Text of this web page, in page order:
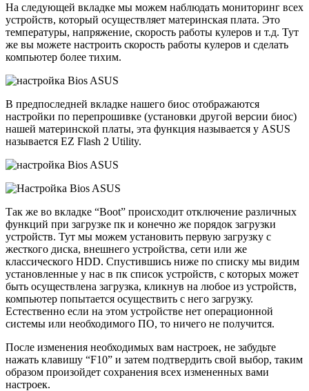
На следующей вкладке мы можем наблюдать мониторинг всех
устройств, который осуществляет материнская плата. Это
температуры, напряжение, скорость работы кулеров и т.д. Тут
же вы можете настроить скорость работы кулеров и сделать
компьютер более тихим.
В предпоследней вкладке нашего биос отображаются
настройки по перепрошивке (установки другой версии биос)
нашей материнской платы, эта функция называется у ASUS
называется EZ Flash 2 Utility.
Так же во вкладке “Boot” происходит отключение различных
функций при загрузке пк и конечно же порядок загрузки
устройств. Тут мы можем установить первую загрузку с
жесткого диска, внешнего устройства, сети или же
классического HDD. Спустившись ниже по списку мы видим
установленные у нас в пк список устройств, с которых может
быть осуществлена загрузка, кликнув на любое из устройств,
компьютер попытается осуществить с него загрузку.
Естественно если на этом устройстве нет операционной
системы или необходимого ПО, то ничего не получится.
После изменения необходимых вам настроек, не забудьте
нажать клавишу “F10” и затем подтвердить свой выбор, таким
образом произойдет сохранения всех измененных вами
настроек.